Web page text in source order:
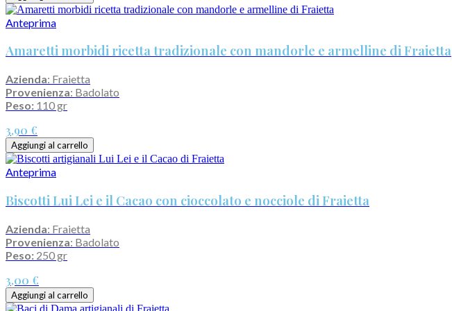
Anteprima
Amaretti morbidi ricetta tradizionale con mandorle e armelline di Fraietta
Azienda: Fraietta
Provenienza: Badolato
Peso: 110 gr
3,90 €
Aggiungi al carrello
Anteprima
Biscotti Lui Lei e il Cacao con cioccolato e nocciole di Fraietta
Azienda: Fraietta
Provenienza: Badolato
Peso: 250 gr
3,00 €
Aggiungi al carrello